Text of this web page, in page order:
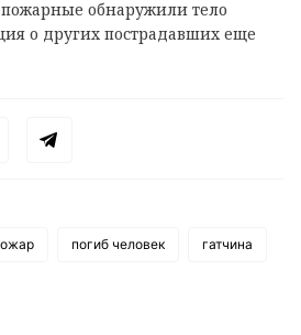
обнаружили тело
о других пострадавших еще
погиб человек гатчина